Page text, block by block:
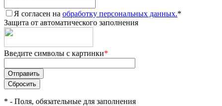
Я согласен на обработку персональных данных.*
Защита от автоматического заполнения
Введите символы с картинки*
* - Поля, обязательные для заполнения